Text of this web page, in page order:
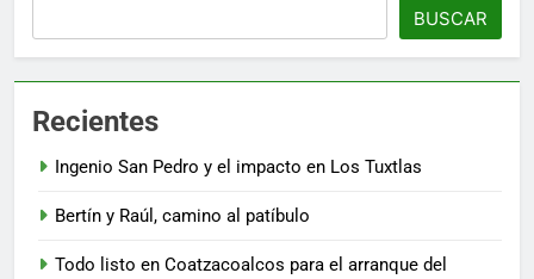
BUSCAR
Recientes
Ingenio San Pedro y el impacto en Los Tuxtlas
Bertín y Raúl, camino al patíbulo
Todo listo en Coatzacoalcos para el arranque del